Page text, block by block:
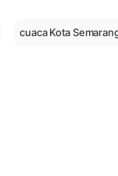
cuaca Kota